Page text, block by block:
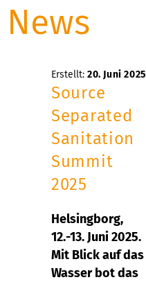
News
Erstellt: 20. Juni 2025
Source
Separated
Sanitation
Summit
2025
Helsingborg,
12.-13. Juni 2025.
Mit Blick auf das
Wasser bot das